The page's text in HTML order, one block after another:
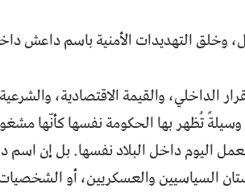
وخلق التهديدات الأمنية باسم داعش
الداخلي، والقيمة الاقتصادية،
وسيلةً تُظهر بها الحكومة نفسها كأنّها
اليوم داخل البلاد نفسها. بل إن اسم
السياسيين والعسكريين، أو الشخصيات